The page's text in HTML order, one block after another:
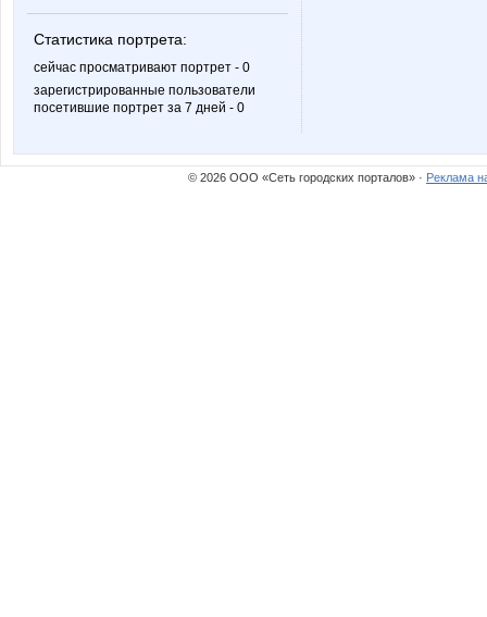
Статистика портрета:
сейчас просматривают портрет - 0
зарегистрированные пользователи
посетившие портрет за 7 дней - 0
© 2026 ООО «Сеть городских порталов» · Реклама